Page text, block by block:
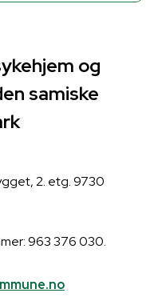
og
samiske
2. etg. 9730
963 376 030.
om etisk
behandling
ovddasmoraš
ved livets